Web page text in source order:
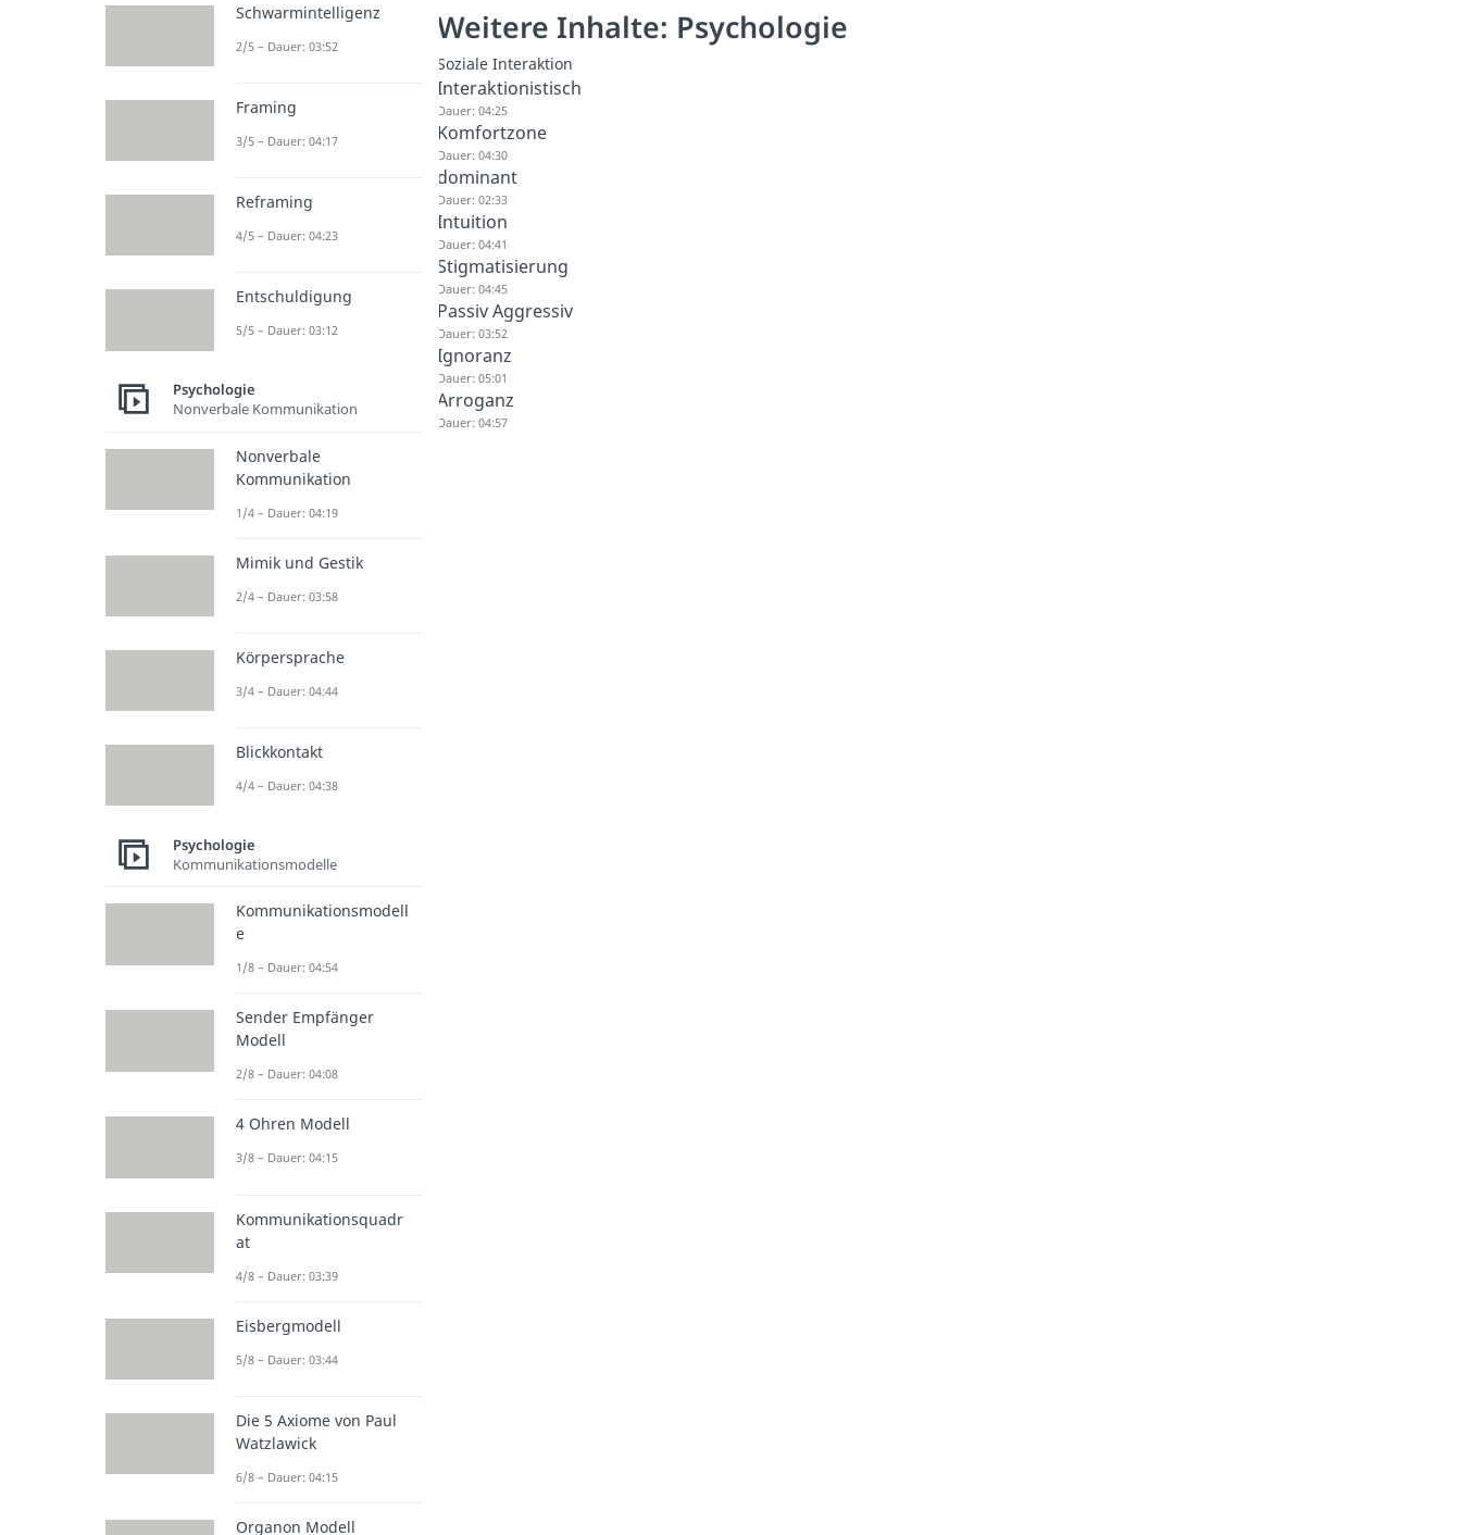
Weitere Inhalte: Psychologie
Soziale Interaktion
Interaktionistisch
Dauer: 04:25
Komfortzone
Dauer: 04:30
dominant
Dauer: 02:33
Intuition
Dauer: 04:41
Stigmatisierung
Dauer: 04:45
Passiv Aggressiv
Dauer: 03:52
Ignoranz
Dauer: 05:01
Arroganz
Dauer: 04:57
Schwarmintelligenz
2/5 – Dauer: 03:52
Framing
3/5 – Dauer: 04:17
Reframing
4/5 – Dauer: 04:23
Entschuldigung
5/5 – Dauer: 03:12
Psychologie
Nonverbale Kommunikation
Nonverbale
Kommunikation
1/4 – Dauer: 04:19
Mimik und Gestik
2/4 – Dauer: 03:58
Körpersprache
3/4 – Dauer: 04:44
Blickkontakt
4/4 – Dauer: 04:38
Psychologie
Kommunikationsmodelle
Kommunikationsmodell
e
1/8 – Dauer: 04:54
Sender Empfänger
Modell
2/8 – Dauer: 04:08
4 Ohren Modell
3/8 – Dauer: 04:15
Kommunikationsquadr
at
4/8 – Dauer: 03:39
Eisbergmodell
5/8 – Dauer: 03:44
Die 5 Axiome von Paul
Watzlawick
6/8 – Dauer: 04:15
Organon Modell